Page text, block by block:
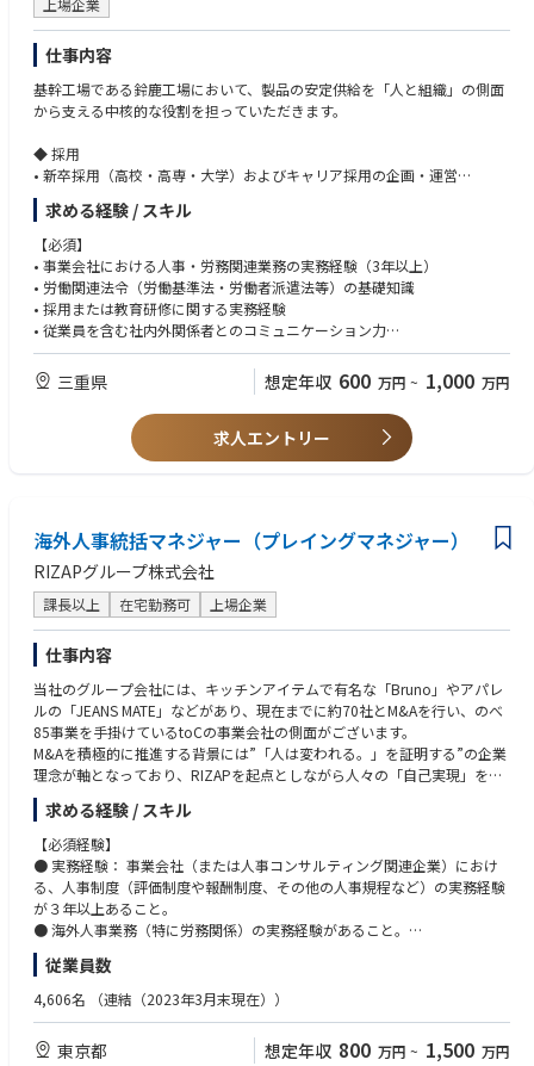
■チームの体制
配属：グループコーポレート本部 人事部 人事企画グループ
人事部は「採用」「人材開発」「組織開発」「総務」「人事企画」「ブラ
ンドデザイン」の
グループで構成され、約30名（業務委託・派遣社員含む）のメンバーが在
■ポジションから得られる経験・魅力
・成長企業における評価制度の設計・運用・改善を一気通貫で担う実務経
験
ビジネス・エンジニア・コーポレートなど職種特性が異なる人材が混在
し、
様々なバックグラウンドの社員に対する評価制度の「安定運用」と「継続
的な改善」の
両立は容易ではありません。運用を通じて浮かび上がる制度課題の抽出・
上流から下流まで一気通貫で携わることができます。制度の「守り手」と
「つくり手」としての経験を積める環境です。
組織との
定例会議を通じ密に連携することで、課題を逃さずスピーディーに企画設
計～実行～
改善までを、一気通貫で実行・リードいただきます。
広告プラットフォーム事業（成熟期）、SaaS事業（成長期）、AI事業（立
ち上げ～成長期）
など、フェーズの異なる事業ごとに最適な人事企画・戦略の経験を積むこ
とができます。
・採用・人材開発など人事横断での連携による視野の拡大
各種人事サーベイや人事評価を活用し、また採用×組織開発、人材開発×
組織開発のように
気づきや、
多角的な視点から組織開発の課題解決に取り組むことができます。
■キャリアパス
事業の成長、M＆A、子会社の設立により従業員数が急速に増加しており、
新たな組織やプロジェクトが次々と立ち上がっていますので、
ご希望のキャリアを実現していただくチャンスが多くあります（以下
例）。
・マネジメント：専門性を高めながら人事企画リーダー・マネージャーの
縦のキャリア
・ゼネラリスト：他人事グループとの兼務（人材・組織開発開発等）、HR
上場企業
仕事内容
基幹工場である鈴鹿工場において、製品の安定供給を「人と組織」の側面
から支える中核的な役割を担っていただきます。
◆ 採用
• 新卒採用（高校・高専・大学）およびキャリア採用の企画・運営
• 学校訪問、会社説明会、工場見学、選考対応、内定者フォロー
• 採用活動を通じた鈴鹿工場の魅力発信および母集団形成への貢献
◆派遣社員・契約社員・パートタイマー管理
• 派遣社員、契約社員、パートタイマーの契約管理、更新管理、受入れ・
異動・退職に関する実務
• 派遣会社等の社外パートナーとの折衝、契約条件・人員状況の確認、必
• 労働者派遣法等の関連法令を踏まえた適正な運用管理
• 新入社員教育、階層別研修、工場内教育等の企画・運営支援
• 工場教育体系の整備、教育計画の進捗管理、受講状況の確認
• 勤怠管理、労働時間管理、36協定運用を含む労務管理
• 労使協議、安全衛生委員会、労働基準監督署等への対応支援
• 工場の安定操業に向けた労務リスクの把握と未然防止
◆福利厚生・健康管理
• 社員食堂、社内ジム等の福利厚生制度の運営管理
• 産業医・保健師と連携した健康管理、健康経営施策の推進
• 従業員が安心して働ける職場環境づくり
求める経験 / スキル
【必須】
• 事業会社における人事・労務関連業務の実務経験（3年以上）
• 労働関連法令（労働基準法・労働者派遣法等）の基礎知識
• 採用または教育研修に関する実務経験
• 従業員を含む社内外関係者とのコミュニケーション力
【歓迎】
• 製造業（工場）における人事・労務業務の経験
• 安全衛生、健康管理、福利厚生に関する業務経験
• Excel、BIツール等を活用したデータ集計・分析スキル
三重県 想定年収 600 万円 ~ 1,000 万円
求人エントリー
海外人事統括マネジャー（プレイングマネジャー）
RIZAPグループ株式会社
課長以上 在宅勤務可 上場企業
仕事内容
当社のグループ会社には、キッチンアイテムで有名な「Bruno」やアパレ
ルの「JEANS MATE」などがあり、現在までに約70社とM&Aを行い、のべ
85事業を手掛けているtoCの事業会社の側面がございます。
M&Aを積極的に推進する背景には”「人は変われる。」を証明する”の企業
理念が軸となっており、RIZAPを起点としながら人々の「自己実現」を提
供し、人生のライフスタイルをトータルサポートできるような事業構想を
描いております。
この度は、海外拠点のガバナンスと現地スタッフのエンゲージメント向上
を目指し、本社視点での統括と、現地実務の支援の双方をプレイングマネ
ジャーとして牽引していただきます。
「RIZAPって、何の会社？」
RIZAPと聞くと、CMでよく見るパーソナルトレーニングやフィットネスの
イメージが強いのではないでしょうか?
求める経験 / スキル
【必須経験】
● 実務経験： 事業会社（または人事コンサルティング関連企業）におけ
る、人事制度（評価制度や報酬制度、その他の人事規程など）の実務経験
が３年以上あること。
● 海外人事業務（特に労務関係）の実務経験があること。
● 行動力：制度・企画の立案だけでなく、自ら手を動かして各国の法律や
市場動向などを調べ、粘り強く現地の関係者と交渉ができる行動力。
● 語学力： ビジネスレベルの英語力（現地スタッフや専門家と法務・労
※韓国語や中国語などの言語スキルと、実務での使用経験があれば尚可。
従業員数
4,606名 （連結（2023年3月末現在））
東京都 想定年収 800 万円 ~ 1,500 万円